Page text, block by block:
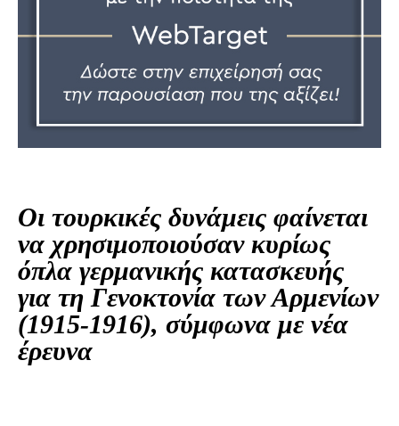
Οι τουρκικές δυνάμεις φαίνεται
να χρησιμοποιούσαν κυρίως
όπλα γερμανικής κατασκευής
για τη Γενοκτονία των Αρμενίων
(1915-1916), σύμφωνα με νέα
έρευνα